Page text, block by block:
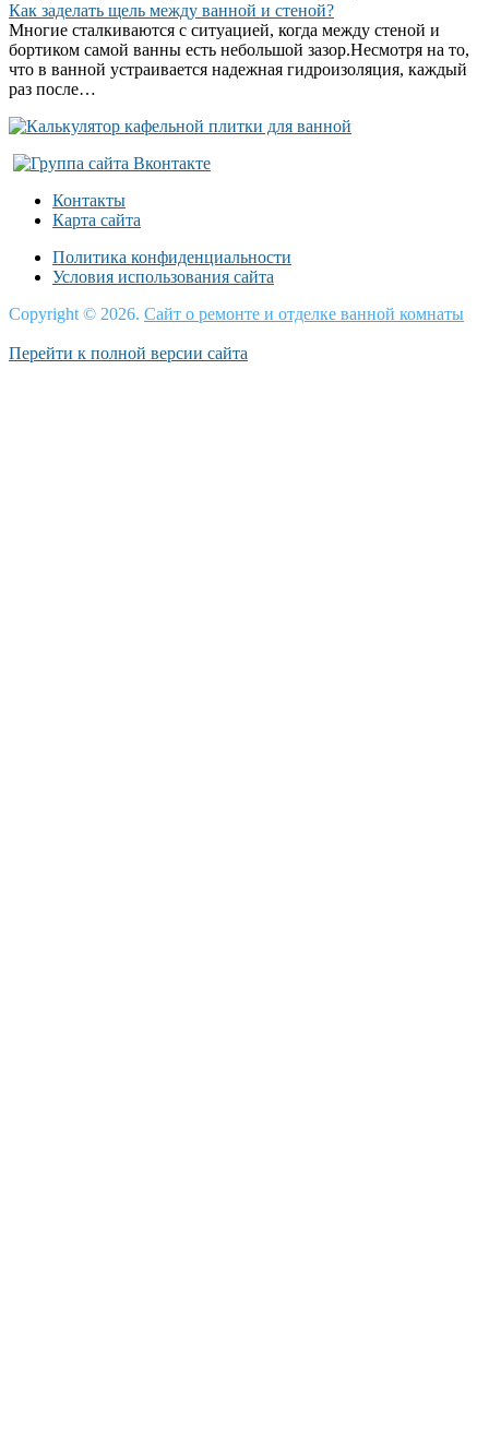
Как заделать щель между ванной и стеной?
Многие сталкиваются с ситуацией, когда между стеной и
бортиком самой ванны есть небольшой зазор.Несмотря на то,
что в ванной устраивается надежная гидроизоляция, каждый
раз после…
Контакты
Карта сайта
Политика конфиденциальности
Условия использования сайта
Copyright © 2026. Сайт о ремонте и отделке ванной комнаты
Перейти к полной версии сайта